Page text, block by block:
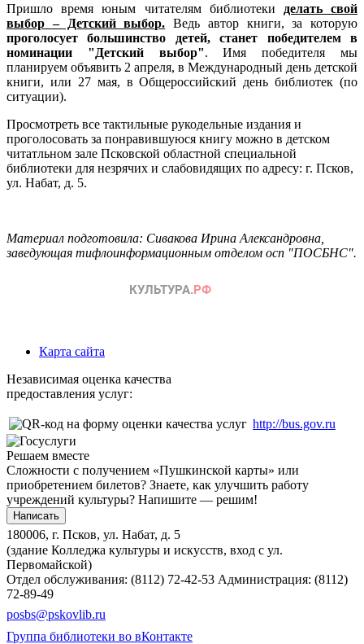
Пришло время юным читателям библиотеки делать свой
выбор – Детский выбор. Ведь автор книги, за которую
проголосует большинство детей, станет победителем в
номинации "Детский выбор". Имя победителя мы
планируем объявить 2 апреля, в Международный день детской
книги, или 27 мая, в Общероссийский день библиотек (по
ситуации).
Просмотреть все тактильные рукодельные издания и
проголосовать за понравившуюся книгу можно в детском
читатльном зале Псковской областной специальной
библиотеки для незрячих и слабовидящих по адресу: г. Псков,
ул. Набат, д. 5.
Материал подготовила: Сивакова Ирина Александровна,
заведующая тифлоинформационным отделом осп "ПОСБНС".
Карта сайта
Независимая оценка качества
предоставления услуг:
http://bus.gov.ru
Решаем вместе
Сложности с получением «Пушкинской карты» или
приобретением билетов? Знаете, как улучшить работу
учреждений культуры? Напишите — решим!
Написать
180006, г. Псков, ул. Набат, д. 5
(здание Колледжа культуры и искусств, вход с ул.
Первомайской)
Отдел обслуживания: (8112) 72-42-53 Администрация: (8112)
72-89-49
posbs@pskovlib.ru
Группа библиотеки во вКонтакте